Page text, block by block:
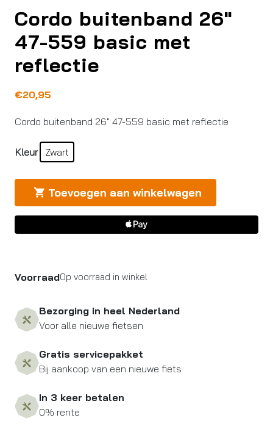
Cordo buitenband 26″
47-559 basic met
reflectie
€20,95
Cordo buitenband 26″ 47-559 basic met reflectie
Kleur Zwart
Toevoegen aan winkelwagen
VoorraadOp voorraad in winkel
Bezorging in heel Nederland
Voor alle nieuwe fietsen
Gratis servicepakket
Bij aankoop van een nieuwe fiets
In 3 keer betalen
0% rente